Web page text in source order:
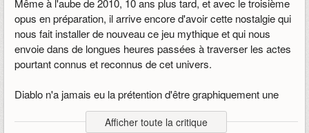
Même à l'aube de 2010, 10 ans plus tard, et avec le troisième
opus en préparation, il arrive encore d'avoir cette nostalgie qui
nous fait installer de nouveau ce jeu mythique et qui nous
envoie dans de longues heures passées à traverser les actes
pourtant connus et reconnus de cet univers.
Diablo n'a jamais eu la prétention d'être graphiquement une
bombe mais celle d'être jouable et fini. On ne lui enlèvera ni cet
aspect ni la richesse de son univers de part la diversité des
Afficher toute la critique